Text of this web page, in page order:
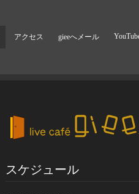
アクセス gieeへメール
スケジュール